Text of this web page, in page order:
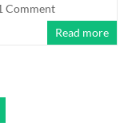
Comment
Read more